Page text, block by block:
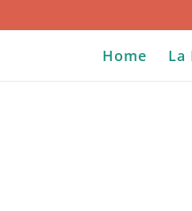
Home La